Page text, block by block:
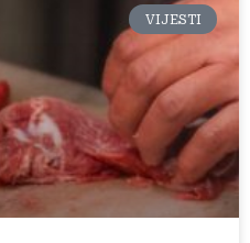
VIJESTI